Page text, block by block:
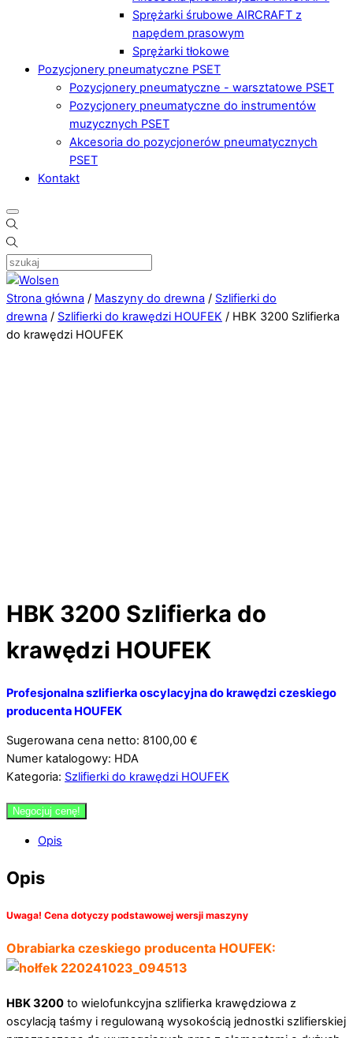
Sprężarki śrubowe AIRCRAFT z
napędem prasowym
Sprężarki tłokowe
Pozycjonery pneumatyczne PSET
Pozycjonery pneumatyczne - warsztatowe PSET
Pozycjonery pneumatyczne do instrumentów
muzycznych PSET
Akcesoria do pozycjonerów pneumatycznych
PSET
Kontakt
Strona główna / Maszyny do drewna / Szlifierki do
drewna / Szlifierki do krawędzi HOUFEK / HBK 3200 Szlifierka
do krawędzi HOUFEK
HBK 3200 Szlifierka do
krawędzi HOUFEK
Profesjonalna szlifierka oscylacyjna do krawędzi czeskiego
producenta HOUFEK
Sugerowana cena netto: 8100,00 €
Numer katalogowy: HDA
Kategoria: Szlifierki do krawędzi HOUFEK
Negocjuj cenę!
Opis
Opis
Uwaga! Cena dotyczy podstawowej wersji maszyny
Obrabiarka czeskiego producenta HOUFEK:
HBK 3200 to wielofunkcyjna szlifierka krawędziowa z
oscylacją taśmy i regulowaną wysokością jednostki szlifierskiej